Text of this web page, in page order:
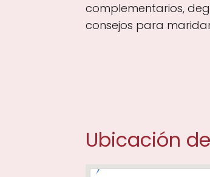
complementarios,
consejos para
Ubicación